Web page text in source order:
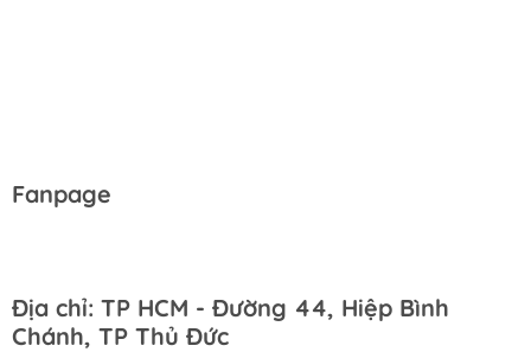
Fanpage
Địa chỉ: TP HCM - Đường 44, Hiệp Bình
Chánh, TP Thủ Đức